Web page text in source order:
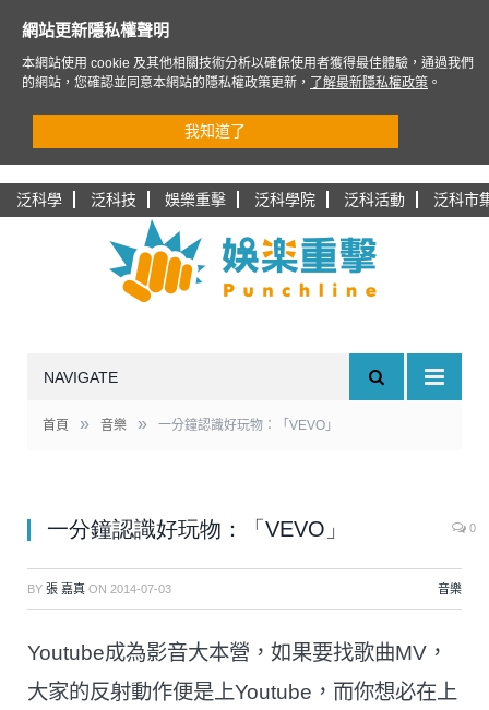
泛科學 泛科技 娛樂重擊 泛科學院 泛科活動 泛科市
NAVIGATE
首頁 » 音樂 » 一分鐘認識好玩物：「VEVO」
一分鐘認識好玩物：「VEVO」 0
BY 張 嘉真 ON 2014-07-03 音樂
Youtube成為影音大本營，如果要找歌曲MV，
大家的反射動作便是上Youtube，而你想必在上
網站更新隱私權聲明
本網站使用 cookie 及其他相關技術分析以確保使用者獲得最佳體驗，通過我們
的網站，您確認並同意本網站的隱私權政策更新，
了解最新隱私權政策 。
我知道了